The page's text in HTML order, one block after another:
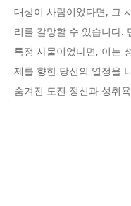
대상이 사람이었다면, 그
리를 갈망할 수 있습니다.
특정 사물이었다면, 이는
제를 향한 당신의 열정을
숨겨진 도전 정신과 성취